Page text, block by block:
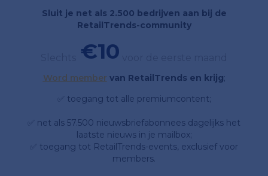
Sluit je net als 2.500 bedrijven aan bij de
RetailTrends-community
€10
Word member van RetailTrends en krijg;
✅ toegang tot alle premiumcontent;
✅ net als 57.500 nieuwsbriefabonnees dagelijks het
laatste nieuws in je mailbox;
✅ toegang tot RetailTrends-events, exclusief voor
members.